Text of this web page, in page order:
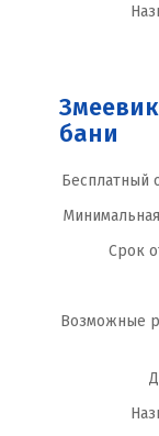
бани
Бесплатный
Срок
Возможные